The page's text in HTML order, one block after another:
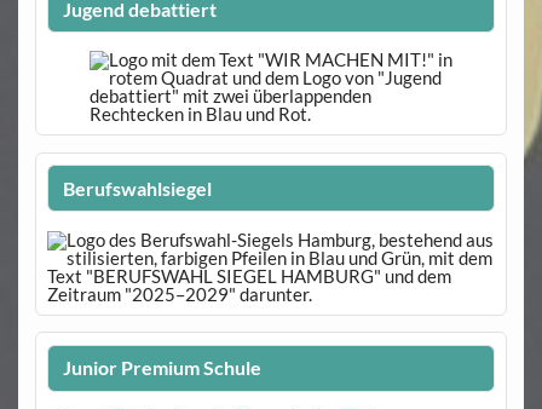
Jugend debattiert
Berufswahlsiegel
Junior Premium Schule